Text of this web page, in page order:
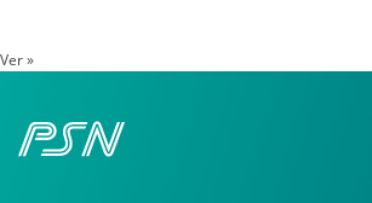
Ver »